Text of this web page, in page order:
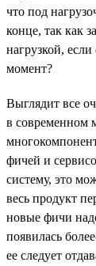
что под
конце, так как
нагрузкой,
момент?
Выглядит все
в современном
фичей и
систему, это
весь продукт
новые фичи
появилась
ее следует